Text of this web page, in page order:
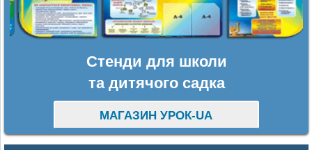
Стенди для школи
та дитячого садка
МАГАЗИН УРОК-UA